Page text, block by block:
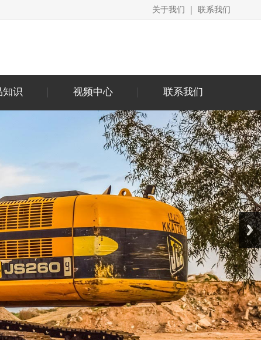
关于我们 联系我们
知识 视频中心 联系我们